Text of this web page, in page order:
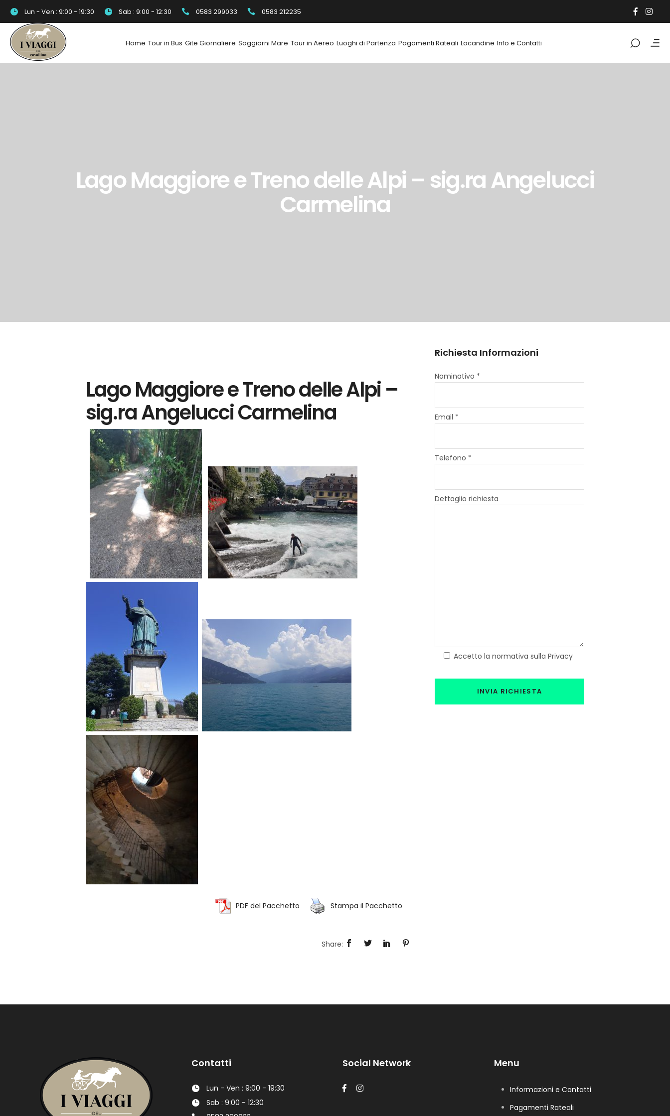
Lun - Ven : 9:00 - 19:30 Sab : 9:00 - 12:30 0583 299033 0583 212235
Home Tour in Bus Gite Giornaliere Soggiorni Mare Tour in Aereo Luoghi di Partenza Pagamenti Rateali Locandine Info e Contatti
Lago Maggiore e Treno delle Alpi – sig.ra Angelucci
Carmelina
Lago Maggiore e Treno delle Alpi –
sig.ra Angelucci Carmelina
PDF del Pacchetto Stampa il Pacchetto
Richiesta Informazioni
Nominativo *
Email *
Telefono *
Dettaglio richiesta
Accetto la normativa sulla Privacy
Contatti
Lun - Ven : 9:00 - 19:30
Sab : 9:00 - 12:30
Social Network Menu
Informazioni e Contatti
Pagamenti Rateali